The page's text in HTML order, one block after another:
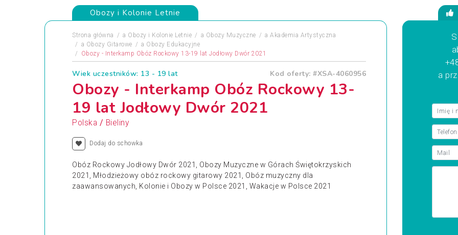
Obozy i Kolonie Letnie
Strona główna a Obozy i Kolonie Letnie a Obozy Muzyczne a Akademia Artystyczna
a Obozy Gitarowe a Obozy Edukacyjne
Obozy - Interkamp Obóz Rockowy 13-19 lat Jodłowy Dwór 2021
Wiek uczestników: 13 - 19 lat Kod oferty: #XSA-4060956
Obozy - Interkamp Obóz Rockowy 13-
19 lat Jodłowy Dwór 2021
Polska / Bieliny
Dodaj do schowka
Obóz Rockowy Jodłowy Dwór 2021, Obozy Muzyczne w Górach Świętokrzyskich
2021, Młodzieżowy obóz rockowy gitarowy 2021, Obóz muzyczny dla
zaawansowanych, Kolonie i Obozy w Polsce 2021, Wakacje w Polsce 2021
a